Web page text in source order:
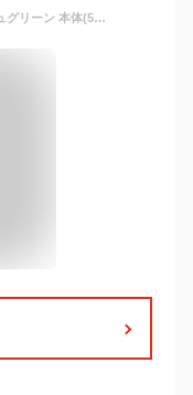
レノア 超消臭1WEEK 柔軟剤 フレッシュグリーン 本体(530ml)【レノア超消臭】